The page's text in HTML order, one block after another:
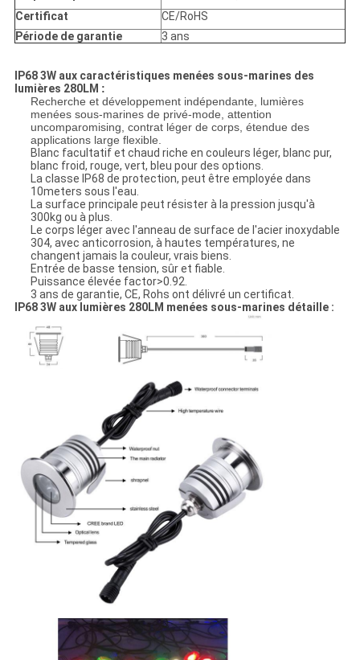
Certificat
CE/RoHS
Période de garantie
3 ans
IP68 3W aux caractéristiques menées sous-marines des
lumières 280LM :
Recherche et développement indépendante, lumières
menées sous-marines de privé-mode, attention
uncomparomising, contrat léger de corps, étendue des
applications large flexible.
Blanc facultatif et chaud riche en couleurs léger, blanc pur,
blanc froid, rouge, vert, bleu pour des options.
La classe IP68 de protection, peut être employée dans
10meters sous l'eau.
La surface principale peut résister à la pression jusqu'à
300kg ou à plus.
Le corps léger avec l'anneau de surface de l'acier inoxydable
304, avec anticorrosion, à hautes températures, ne
changent jamais la couleur, vrais biens.
Entrée de basse tension, sûr et fiable.
Puissance élevée factor>0.92.
3 ans de garantie, CE, Rohs ont délivré un certificat.
IP68 3W aux lumières 280LM menées sous-marines détaille :